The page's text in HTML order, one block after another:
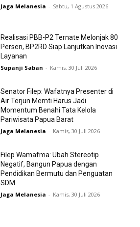
Jaga Melanesia - Sabtu, 1 Agustus 2026
Realisasi PBB-P2 Ternate Melonjak 80
Persen, BP2RD Siap Lanjutkan Inovasi
Layanan
Supanji Saban - Kamis, 30 Juli 2026
Senator Filep: Wafatnya Presenter di
Air Terjun Memti Harus Jadi
Momentum Benahi Tata Kelola
Pariwisata Papua Barat
Jaga Melanesia - Kamis, 30 Juli 2026
Filep Wamafma: Ubah Stereotip
Negatif, Bangun Papua dengan
Pendidikan Bermutu dan Penguatan
SDM
Jaga Melanesia - Kamis, 30 Juli 2026